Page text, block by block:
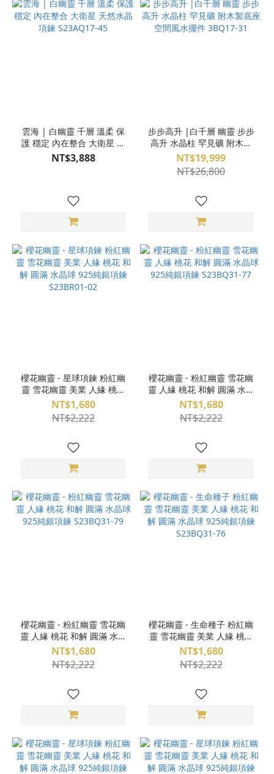
雲海 | 白幽靈 千層 溫柔 保
護 穩定 內在整合 大衛星 天
然水晶項鍊 S23AQ17-45
NT$3,888
步步高升 |白千層 幽靈 步步
高升 水晶柱 罕見礦 附木製
底座 空間風水擺件 3BQ17-
31
NT$19,999
NT$26,800
櫻花幽靈 - 星球項鍊 粉紅幽
靈 雪花幽靈 美業 人緣 桃花
和解 圓滿 水晶球 925純銀項
鍊 S23BR01-02
NT$1,680
NT$2,222
櫻花幽靈 - 粉紅幽靈 雪花幽
靈 人緣 桃花 和解 圓滿 水晶
球 925純銀項鍊 S23BQ31-
77
NT$1,680
NT$2,222
櫻花幽靈 - 粉紅幽靈 雪花幽
靈 人緣 桃花 和解 圓滿 水晶
球 925純銀項鍊 S23BQ31-
79
NT$1,680
NT$2,222
櫻花幽靈 - 生命種子 粉紅幽
靈 雪花幽靈 美業 人緣 桃花
和解 圓滿 水晶球 925純銀項
鍊 S23BQ31-76
NT$1,680
NT$2,222